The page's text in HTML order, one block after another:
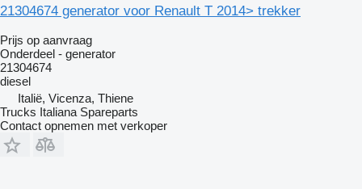
21304674 generator voor Renault T 2014> trekker
Prijs op aanvraag
Onderdeel - generator
21304674
diesel
Italië, Vicenza, Thiene
Trucks Italiana Spareparts
Contact opnemen met verkoper